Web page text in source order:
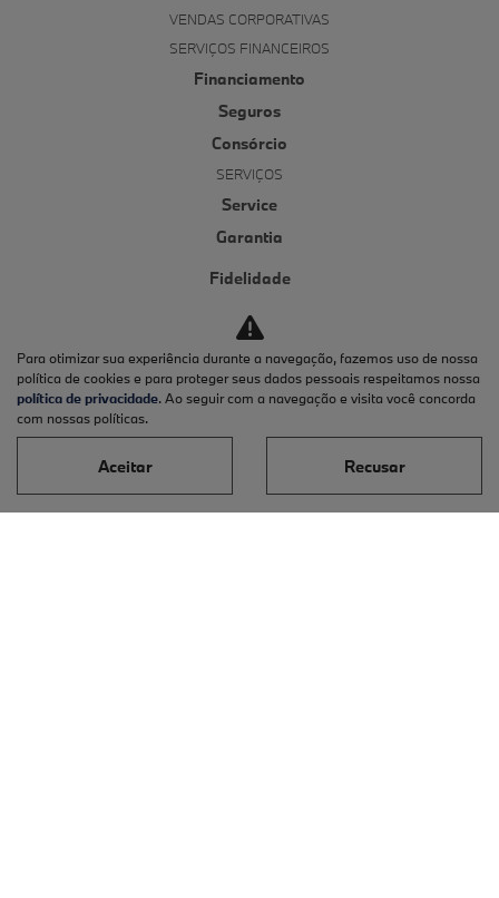
VENDAS CORPORATIVAS
SERVIÇOS FINANCEIROS
Financiamento
Seguros
Consórcio
SERVIÇOS
Service
Garantia
Fidelidade
Service inclusive
Óleos originais
Roadside assistance
E-COMMERCE
Acessórios originais
Para otimizar sua experiência durante a navegação, fazemos uso de nossa
política de cookies e para proteger seus dados pessoais respeitamos nossa
política de privacidade. Ao seguir com a navegação e visita você concorda
com nossas políticas.
Aceitar Recusar